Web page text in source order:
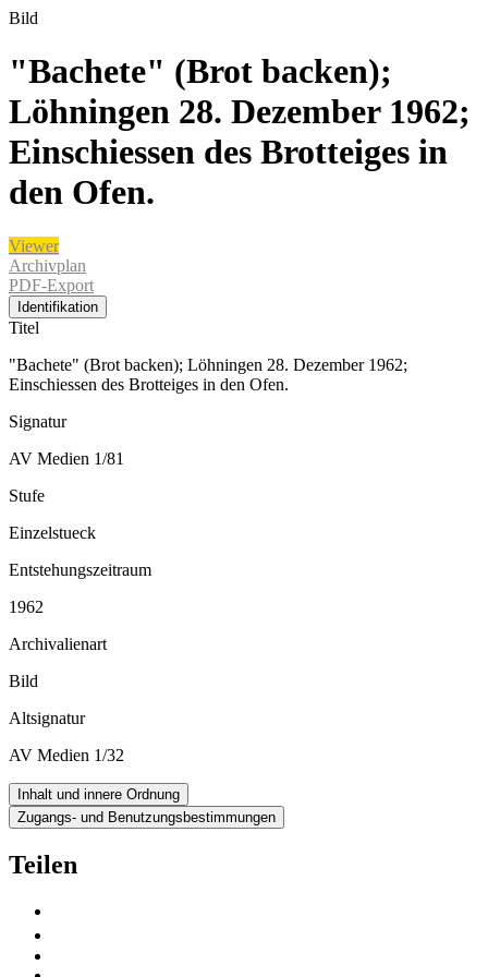
Bild
"Bachete" (Brot backen);
Löhningen 28. Dezember 1962;
Einschiessen des Brotteiges in
den Ofen.
Viewer
Archivplan
PDF-Export
Identifikation
Titel
"Bachete" (Brot backen); Löhningen 28. Dezember 1962;
Einschiessen des Brotteiges in den Ofen.
Signatur
AV Medien 1/81
Stufe
Einzelstueck
Entstehungszeitraum
1962
Archivalienart
Bild
Altsignatur
AV Medien 1/32
Inhalt und innere Ordnung
Zugangs- und Benutzungsbestimmungen
Teilen